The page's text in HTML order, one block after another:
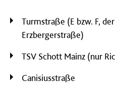
Turmstraße (E bzw. F,
Erzbergerstraße)
TSV Schott Mainz (nur
Canisiusstraße